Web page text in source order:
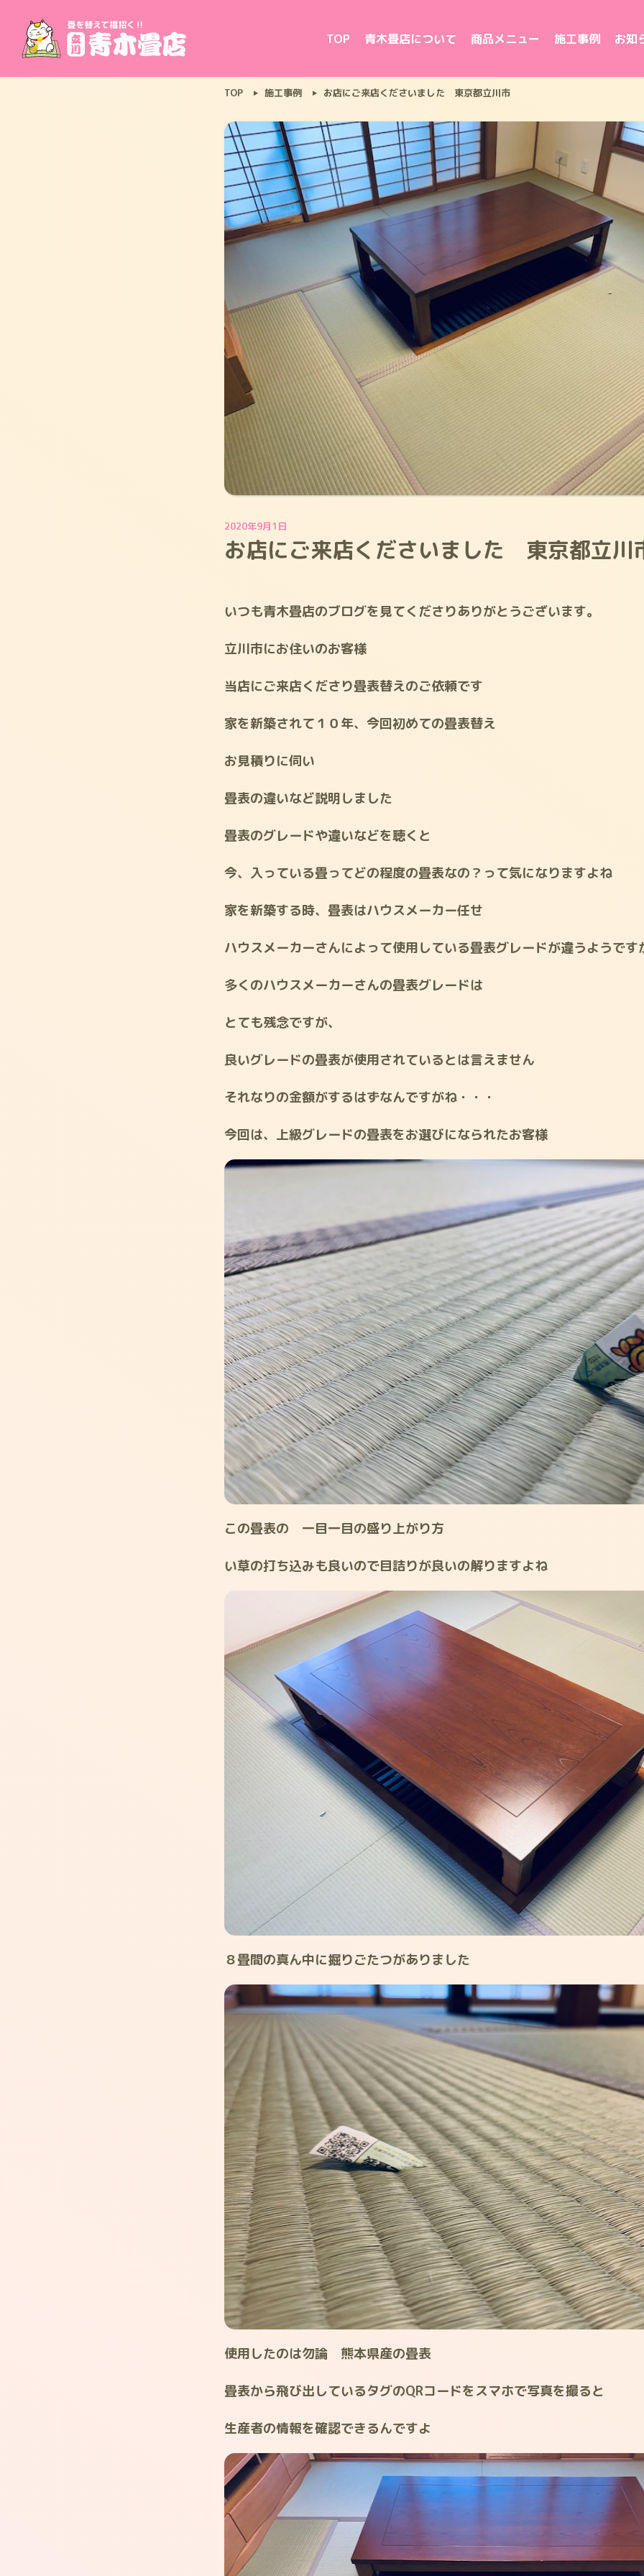
TOP 青木畳店について 商品メニュー 施工事例 お知
TOP 施工事例 お店にご来店くださいました 東京都立川市
2020年9月1日
お店にご来店くださいました 東京都立川
いつも青木畳店のブログを見てくださりありがとうございます。
立川市にお住いのお客様
当店にご来店くださり畳表替えのご依頼です
家を新築されて１０年、今回初めての畳表替え
お見積りに伺い
畳表の違いなど説明しました
畳表のグレードや違いなどを聴くと
今、入っている畳ってどの程度の畳表なの？って気になりますよね
家を新築する時、畳表はハウスメーカー任せ
ハウスメーカーさんによって使用している畳表グレードが違うようです
多くのハウスメーカーさんの畳表グレードは
とても残念ですが、
良いグレードの畳表が使用されているとは言えません
それなりの金額がするはずなんですがね・・・
今回は、上級グレードの畳表をお選びになられたお客様
この畳表の 一目一目の盛り上がり方
い草の打ち込みも良いので目詰りが良いの解りますよね
８畳間の真ん中に掘りごたつがありました
使用したのは勿論 熊本県産の畳表
畳表から飛び出しているタグのQRコードをスマホで写真を撮ると
生産者の情報を確認できるんですよ